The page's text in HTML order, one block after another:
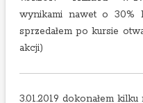
wynikami nawet o 30%
sprzedałem po kursie
akcji)
3.01.2019 dokonałem